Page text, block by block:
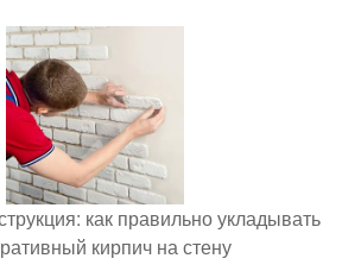
как правильно укладывать
кирпич на стену